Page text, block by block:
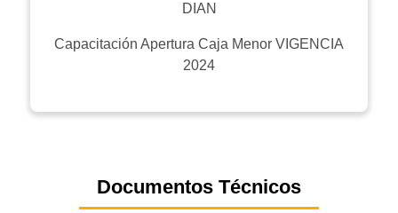
DIAN
Capacitación Apertura Caja Menor VIGENCIA
2024
Documentos Técnicos